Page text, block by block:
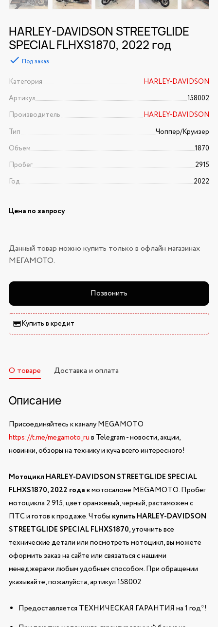
HARLEY-DAVIDSON STREETGLIDE
SPECIAL FLHXS1870, 2022 год
Под заказ
Категория
HARLEY-DAVIDSON
Артикул
158002
Производитель
HARLEY-DAVIDSON
Тип
Чоппер/Круизер
Объем
1870
Пробег
2915
Год
2022
Цена по запросу
Данный товар можно купить только в офлайн магазинах
МЕГАМОТО.
Позвонить
Купить в кредит
О товаре Доставка и оплата
Описание
Присоединяйтесь к каналу MEGAMOTO
https://t.me/megamoto_ruв Telegram - новости, акции,
новинки, обзоры на технику и куча всего интересного!
Мотоцикл HARLEY-DAVIDSON STREETGLIDE SPECIAL
FLHXS1870, 2022 годав мотосалоне MEGAMOTO. Пробег
мотоцикла 2 915, цвет оранжевый, черный, растаможен с
ПТС и готов к продаже. Чтобы купить HARLEY-DAVIDSON
STREETGLIDE SPECIAL FLHXS1870, уточнить все
технические детали или посмотреть мотоцикл, вы можете
оформить заказ на сайте или связаться с нашими
менеджерами любым удобным способом. При обращении
указывайте, пожалуйста, артикул 158002
Предоставляется ТЕХНИЧЕСКАЯ ГАРАНТИЯ на 1 год*!